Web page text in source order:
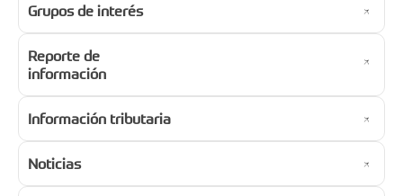
Grupos de interés
Reporte de
información
Información tributaria
Noticias